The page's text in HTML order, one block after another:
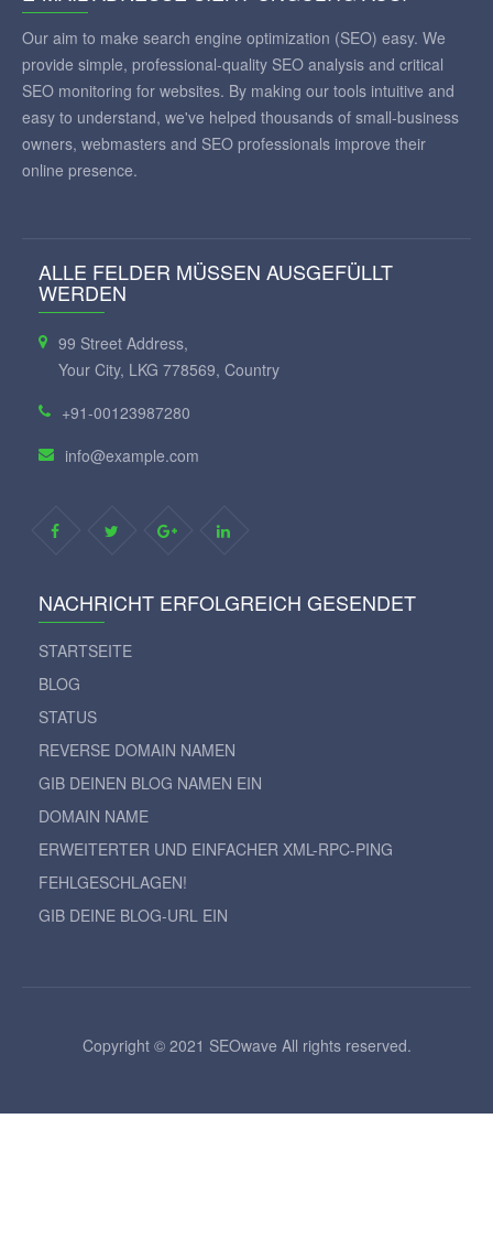
Our aim to make search engine optimization (SEO) easy. We
provide simple, professional-quality SEO analysis and critical
SEO monitoring for websites. By making our tools intuitive and
easy to understand, we've helped thousands of small-business
owners, webmasters and SEO professionals improve their
online presence.
ALLE FELDER MÜSSEN AUSGEFÜLLT
WERDEN
99 Street Address,
Your City, LKG 778569, Country
+91-00123987280
info@example.com
NACHRICHT ERFOLGREICH GESENDET
STARTSEITE
BLOG
STATUS
REVERSE DOMAIN NAMEN
GIB DEINEN BLOG NAMEN EIN
DOMAIN NAME
ERWEITERTER UND EINFACHER XML-RPC-PING
FEHLGESCHLAGEN!
GIB DEINE BLOG-URL EIN
Copyright © 2021 SEOwave All rights reserved.